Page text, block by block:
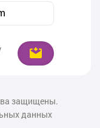
защищены.
данных